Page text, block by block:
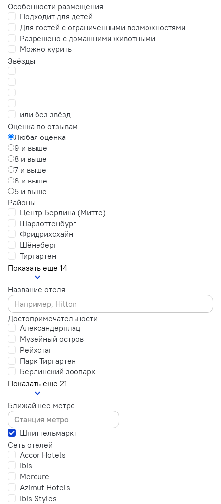
Особенности размещения
Подходит для детей
Для гостей с ограниченными возможностями
Разрешено с домашними животными
Можно курить
Звёзды
или без звёзд
Оценка по отзывам
Любая оценка
9 и выше
8 и выше
7 и выше
6 и выше
5 и выше
Районы
Центр Берлина (Митте)
Шарлоттенбург
Фридрихсхайн
Шёнеберг
Тиргартен
Показать еще 14
Название отеля
Достопримечательности
Александерплац
Музейный остров
Рейхстаг
Парк Тиргартен
Берлинский зоопарк
Показать еще 21
Ближайшее метро
Шпиттельмаркт
Сеть отелей
Accor Hotels
Ibis
Mercure
Azimut Hotels
Ibis Styles